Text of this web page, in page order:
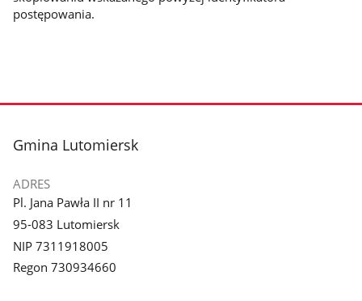
postępowania.
stopka
Gmina Lutomiersk
ADRES
Pl. Jana Pawła II nr 11
95-083 Lutomiersk
NIP 7311918005
Regon 730934660